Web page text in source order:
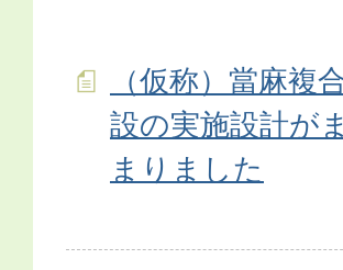
（仮称）當麻複
設の実施設計が
まりました